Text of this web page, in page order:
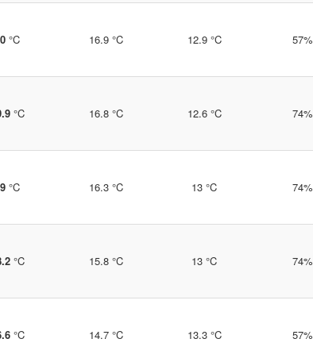
°C 16.9 °C 12.9 °C 57%
°C 16.8 °C 12.6 °C 74%
°C 16.3 °C 13 °C 74%
°C 15.8 °C 13 °C 74%
°C 14.7 °C 13.3 °C 57%